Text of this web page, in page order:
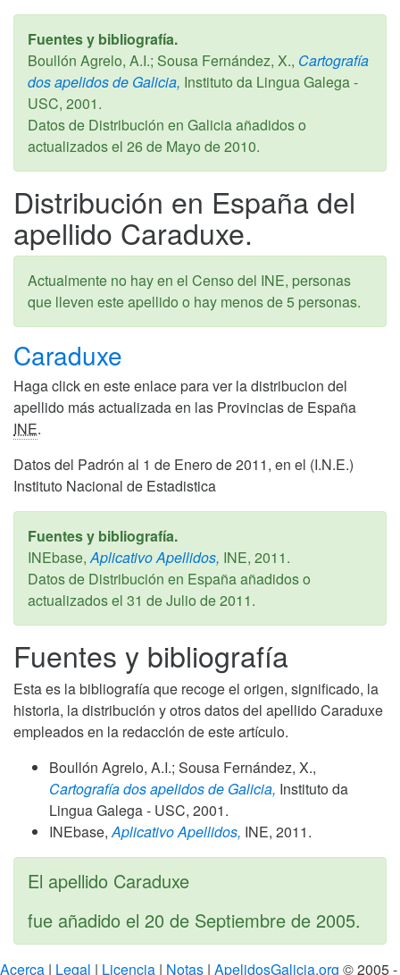
Fuentes y bibliografía.
Boullón Agrelo, A.I.; Sousa Fernández, X., Cartografía
dos apelidos de Galicia, Instituto da Lingua Galega -
USC, 2001.
Datos de Distribución en Galicia añadidos o
actualizados el 26 de Mayo de 2010.
Distribución en España del
apellido Caraduxe.
Actualmente no hay en el Censo del INE, personas
que lleven este apellido o hay menos de 5 personas.
Caraduxe
Haga click en este enlace para ver la distribucion del
apellido más actualizada en las Provincias de España
INE.
Datos del Padrón al 1 de Enero de 2011, en el (I.N.E.)
Instituto Nacional de Estadistica
Fuentes y bibliografía.
INEbase,Aplicativo Apellidos, INE, 2011.
Datos de Distribución en España añadidos o
actualizados el 31 de Julio de 2011.
Fuentes y bibliografía
Esta es la bibliografía que recoge el origen, significado, la
historia, la distribución y otros datos del apellido Caraduxe
empleados en la redacción de este artículo.
Boullón Agrelo, A.I.; Sousa Fernández, X.,
Cartografía dos apelidos de Galicia, Instituto da
Lingua Galega - USC, 2001.
INEbase,Aplicativo Apellidos, INE, 2011.
El apellido Caraduxe
fue añadido el 20 de Septiembre de 2005.
Acerca | Legal | Licencia | Notas | ApelidosGalicia.org © 2005 -